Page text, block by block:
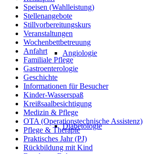
Angiologie
Diabetologie
Speisen (Wahlleistung)
Stellenangebote
Stillvorbereitungskurs
Veranstaltungen
Wochenbettbetreuung
Anfahrt
Familiale Pflege
Gastroenterologie
Geschichte
Informationen für Besucher
Kinder-Wasserspaß
Kreißsaalbesichtigung
Medizin & Pflege
OTA (Operationstechnische Assistenz)
Pflege & Therapie
Praktisches Jahr (PJ)
Rückbildung mit Kind